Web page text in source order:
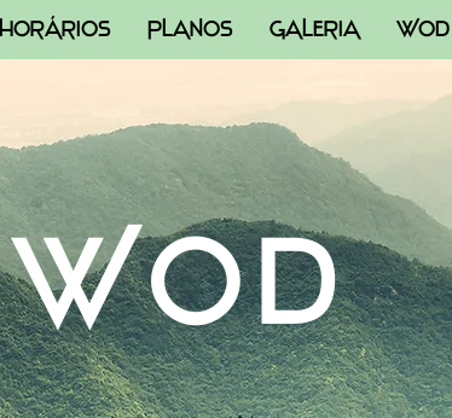
HORÁRIOS PLANOS GALERIA WOD
WOD